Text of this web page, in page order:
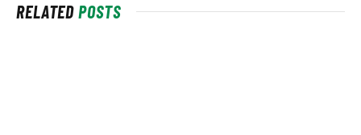
RELATEDPOSTS